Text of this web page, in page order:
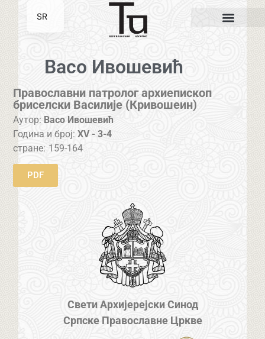
Васо Ивошевић
Православни патролог архиепископ
бриселски Василије (Кривошеин)
Аутор: Васо Ивошевић
Година и број:XV - 3-4
стране: 159-164
PDF
Свети Архијерејски Синод
Српске Православне Цркве
SR
EN